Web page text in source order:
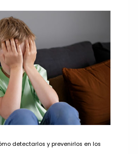
detectarlos y prevenirlos en los